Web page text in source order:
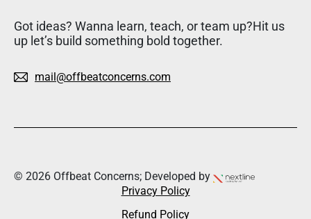
Got ideas? Wanna learn, teach, or team up?Hit us
up let’s build something bold together.
mail@offbeatconcerns.com
© 2026 Offbeat Concerns; Developed by
Privacy Policy
Refund Policy